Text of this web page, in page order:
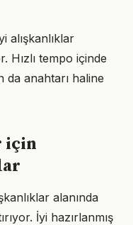
alışkanlıklar
Hızlı tempo içinde
anahtarı haline
için
alanında
İyi hazırlanmış